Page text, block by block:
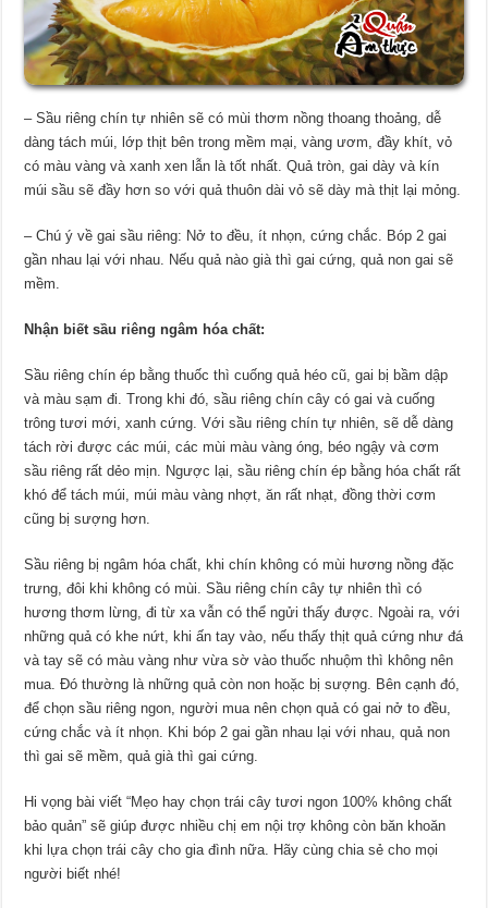
– Sầu riêng chín tự nhiên sẽ có mùi thơm nồng thoang thoảng, dễ
dàng tách múi, lớp thịt bên trong mềm mại, vàng ươm, đầy khít, vỏ
có màu vàng và xanh xen lẫn là tốt nhất. Quả tròn, gai dày và kín
múi sầu sẽ đầy hơn so với quả thuôn dài vỏ sẽ dày mà thịt lại mỏng.
– Chú ý về gai sầu riêng: Nở to đều, ít nhọn, cứng chắc. Bóp 2 gai
gần nhau lại với nhau. Nếu quả nào già thì gai cứng, quả non gai sẽ
mềm.
Nhận biết sầu riêng ngâm hóa chất:
Sầu riêng chín ép bằng thuốc thì cuống quả héo cũ, gai bị bầm dập
và màu sạm đi. Trong khi đó, sầu riêng chín cây có gai và cuống
trông tươi mới, xanh cứng. Với sầu riêng chín tự nhiên, sẽ dễ dàng
tách rời được các múi, các mùi màu vàng óng, béo ngậy và cơm
sầu riêng rất dẻo mịn. Ngược lại, sầu riêng chín ép bằng hóa chất rất
khó để tách múi, múi màu vàng nhợt, ăn rất nhạt, đồng thời cơm
cũng bị sượng hơn.
Sầu riêng bị ngâm hóa chất, khi chín không có mùi hương nồng đặc
trưng, đôi khi không có mùi. Sầu riêng chín cây tự nhiên thì có
hương thơm lừng, đi từ xa vẫn có thể ngửi thấy được. Ngoài ra, với
những quả có khe nứt, khi ấn tay vào, nếu thấy thịt quả cứng như đá
và tay sẽ có màu vàng như vừa sờ vào thuốc nhuộm thì không nên
mua. Đó thường là những quả còn non hoặc bị sượng. Bên cạnh đó,
để chọn sầu riêng ngon, người mua nên chọn quả có gai nở to đều,
cứng chắc và ít nhọn. Khi bóp 2 gai gần nhau lại với nhau, quả non
thì gai sẽ mềm, quả già thì gai cứng.
Hi vọng bài viết “Mẹo hay chọn trái cây tươi ngon 100% không chất
bảo quản” sẽ giúp được nhiều chị em nội trợ không còn băn khoăn
khi lựa chọn trái cây cho gia đình nữa. Hãy cùng chia sẻ cho mọi
người biết nhé!